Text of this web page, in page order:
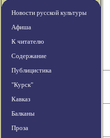
Новости русской культуры
Афиша
К читателю
Содержание
Публицистика
"Курск"
Кавказ
Балканы
Проза